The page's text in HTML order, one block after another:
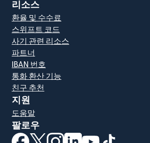
리소스
환율 및 수수료
스위프트 코드
사기 관련 리소스
파트너
IBAN 번호
통화 환산 기능
친구 추천
지원
도움말
팔로우
(새 창에서 열림)
(새 창에서 열림)
(새 창에서 열림)
(새 창에서 열림)
(새 창에서 열림)